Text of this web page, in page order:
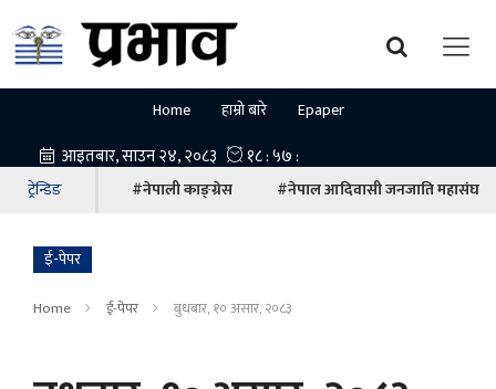
Home हाम्रो बारे Epaper
ट्रेन्डिङ #नेपाली काङ्ग्रेस #नेपाल आदिवासी जनजाति महासंघ
ई-पेपर
Home ई-पेपर बुधबार, १० असार, २०८३